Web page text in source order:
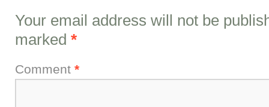
Your email address will not be
marked *
Comment *